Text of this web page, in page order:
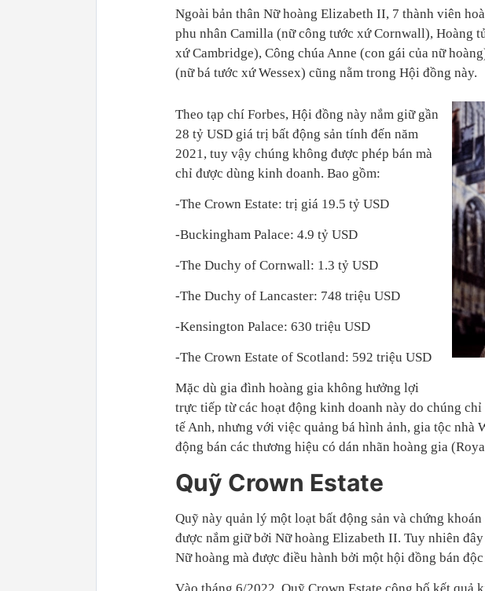
Ngoài bản thân Nữ hoàng Elizabeth II, 7 thành viên
phu nhân Camilla (nữ công tước xứ Cornwall), Hoàng
xứ Cambridge), Công chúa Anne (con gái của nữ
(nữ bá tước xứ Wessex) cũng nằm trong Hội đồng này.
Theo tạp chí Forbes, Hội đồng này nắm giữ gần
28 tỷ USD giá trị bất động sản tính đến năm
2021, tuy vậy chúng không được phép bán mà
chỉ được dùng kinh doanh. Bao gồm:
-The Crown Estate: trị giá 19.5 tỷ USD
-Buckingham Palace: 4.9 tỷ USD
-The Duchy of Cornwall: 1.3 tỷ USD
-The Duchy of Lancaster: 748 triệu USD
-Kensington Palace: 630 triệu USD
-The Crown Estate of Scotland: 592 triệu USD
Mặc dù gia đình hoàng gia không hưởng lợi
trực tiếp từ các hoạt động kinh doanh này do chúng
tế Anh, nhưng với việc quảng bá hình ảnh, gia tộc nhà
động bán các thương hiệu có dán nhãn hoàng gia
Quỹ Crown Estate
Quỹ này quản lý một loạt bất động sản và chứng
được nắm giữ bởi Nữ hoàng Elizabeth II. Tuy nhiên
Nữ hoàng mà được điều hành bởi một hội đồng bán